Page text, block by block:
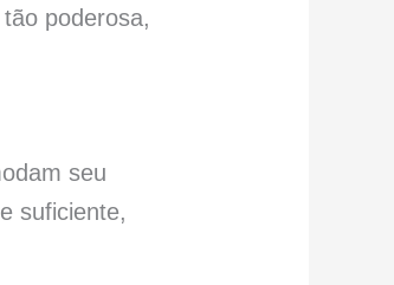
poderosa,
seu
suficiente,